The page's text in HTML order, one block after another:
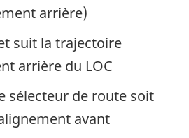
arrière)
suit la trajectoire
arrière du LOC
sélecteur de route soit
avant